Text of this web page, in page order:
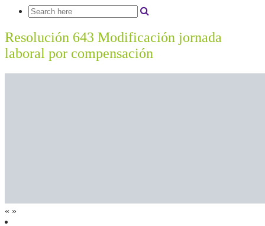
Resolución 643 Modificación jornada
laboral por compensación
« »